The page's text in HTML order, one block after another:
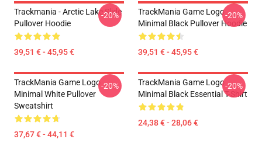
Trackmania - Arctic Lake Slide
Pullover Hoodie
39,51 € - 45,95 €
-20%
TrackMania Game Logo
Minimal Black Pullover Hoodie
39,51 € - 45,95 €
-20%
TrackMania Game Logo
Minimal White Pullover
Sweatshirt
37,67 € - 44,11 €
-20%
TrackMania Game Logo
Minimal Black Essential T-Shirt
24,38 € - 28,06 €
-20%